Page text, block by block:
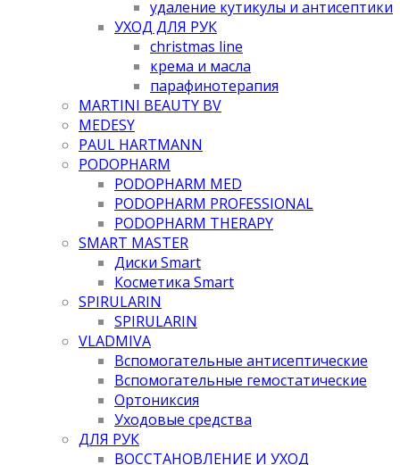
удаление кутикулы и антисептики
УХОД ДЛЯ РУК
christmas line
крема и масла
парафинотерапия
MARTINI BEAUTY BV
MEDESY
PAUL HARTMANN
PODOPHARM
PODOPHARM MED
PODOPHARM PROFESSIONAL
PODOPHARM THERAPY
SMART MASTER
Диски Smart
Косметика Smart
SPIRULARIN
SPIRULARIN
VLADMIVA
Вспомогательные антисептические
Вспомогательные гемостатические
Ортониксия
Уходовые средства
ДЛЯ РУК
ВОССТАНОВЛЕНИЕ И УХОД